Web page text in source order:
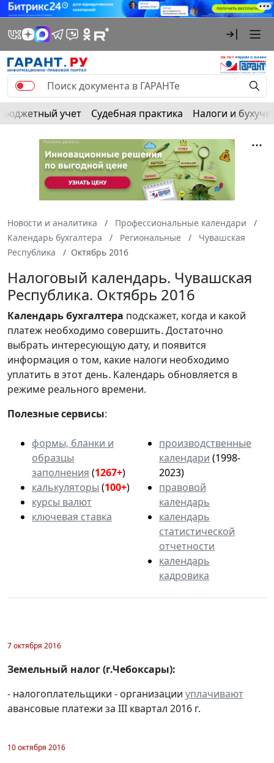
Бюджетный учет Судебная практика Налоги и
Новости и аналитика
Профессиональные календари
Календарь бухгалтера
Региональные
Чувашская
Республика
Октябрь 2016
Налоговый календарь. Чувашская
Республика. Октябрь 2016
Календарьбухгалтера подскажет, когда и какой
платеж необходимо совершить. Достаточно
выбрать интересующую дату, и появится
информация о том, какие налоги необходимо
уплатить в этот день. Календарь обновляется в
режиме реального времени.
Полезные сервисы:
формы, бланки и
образцы
заполнения (1267+)
калькуляторы (100+)
курсы валют
ключевая ставка
производственные
календари (1998-
2023)
правовой
календарь
календарь
статистической
отчетности
календарь
кадровика
7 октября 2016
Земельный налог (г.Чебоксары):
- налогоплательщики - организации уплачивают
авансовые платежи за III квартал 2016 г.
10 октября 2016